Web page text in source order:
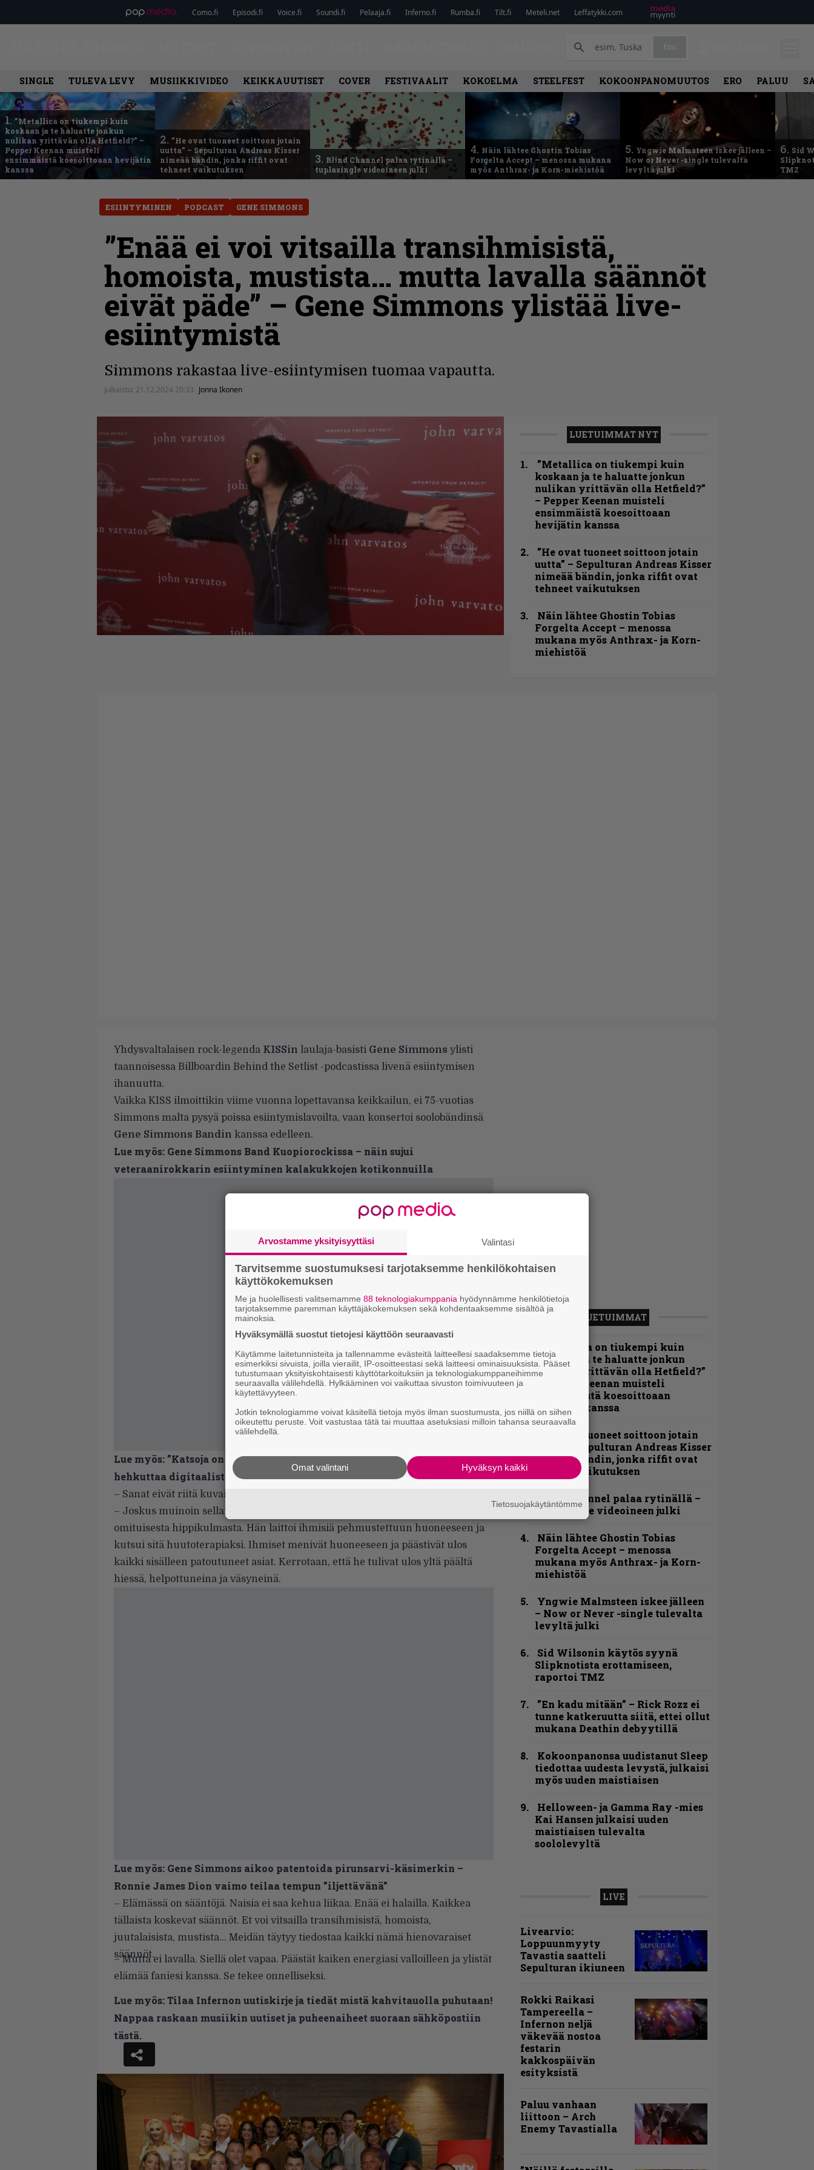
Como.fi Episodi.fi Voice.fi Soundi.fi Pelaaja.fi Inferno.fi Rumba.fi Tilt.fi Meteli.net Leffatykki.com
SINGLE TULEVA LEVY MUSIIKKIVIDEO KEIKKAUUTISET COVER FESTIVAALIT KOKOELMA STEELFEST KOKOONPANOMUUTOS ERO PALUU
1. ”Metallica on tiukempi kuin
koskaan ja te haluatte jonkun
nulikan yrittävän olla Hetfield?” –
Pepper Keenan muisteli
ensimmäistä koesoittoaan hevijätin
kanssa
2. ”He ovat tuoneet soittoon jotain
uutta” – Sepulturan Andreas Kisser
nimeää bändin, jonka riffit ovat
tehneet vaikutuksen
3. Blind Channel palaa rytinällä –
tuplasingle videoineen julki
4. Näin lähtee Ghostin Tobias
Forgelta Accept – menossa mukana
myös Anthrax- ja Korn-miehistöä
5. Yngwie Malmsteen iskee jälleen –
Now or Never -single tulevalta
levyltä julki
6. Sid
TMZ
ESIINTYMINEN PODCAST GENE SIMMONS
”Enää ei voi vitsailla transihmisistä,
homoista, mustista… mutta lavalla säännöt
eivät päde” – Gene Simmons ylistää live-
esiintymistä
Simmons rakastaa live-esiintymisen tuomaa vapautta.
Julkaistu: 21.12.2024 20:33 Jonna Ikonen
LUETUIMMAT NYT
”Metallica on tiukempi kuin
koskaan ja te haluatte jonkun
nulikan yrittävän olla Hetfield?”
– Pepper Keenan muisteli
ensimmäistä koesoittoaan
hevijätin kanssa
”He ovat tuoneet soittoon jotain
uutta” – Sepulturan Andreas Kisser
nimeää bändin, jonka riffit ovat
tehneet vaikutuksen
Näin lähtee Ghostin Tobias
Forgelta Accept – menossa
mukana myös Anthrax- ja Korn-
miehistöä
Yhdysvaltalaisen rock-legenda KISSin laulaja-basisti Gene Simmons ylisti
taannoisessa Billboardin Behind the Setlist -podcastissa livenä esiintymisen
ihanuutta.
Vaikka KISS ilmoittikin viime vuonna lopettavansa keikkailun, ei 75-vuotias
Simmons malta pysyä poissa esiintymislavoilta, vaan konsertoi soolobändinsä
Gene Simmons Bandin kanssa edelleen.
Lue myös: Gene Simmons Band Kuopiorockissa – näin sujui
veteraanirokkarin esiintyminen kalakukkojen kotikonnuilla
Lue myös:”Katsoja on kuin luolamies IMAX-teatterissa” – Gene Simmons
hehkuttaa digitaalista KISS avatar show’ta
– Sanat eivät riitä kuvailemaan sitä taikuutta, joka lavalla tapahtuu.
– Joskus muinoin sellainen kaveri kuin tohtori
omituisesta hippikulmasta. Hän laittoi ihmisiä pehmustettuun huoneeseen ja
kutsui sitä huutoterapiaksi. Ihmiset menivät huoneeseen ja päästivät ulos
kaikki sisälleen patoutuneet asiat. Kerrotaan, että he tulivat ulos yltä päältä
hiessä, helpottuneina ja väsyneinä.
Lue myös: Gene Simmons aikoo patentoida pirunsarvi-käsimerkin –
Ronnie James Dion vaimo teilaa tempun ”iljettävänä”
– Elämässä on sääntöjä. Naisia ei saa kehua liikaa. Enää ei halailla. Kaikkea
tällaista koskevat säännöt. Et voi vitsailla transihmisistä, homoista,
juutalaisista, mustista… Meidän täytyy tiedostaa kaikki nämä hienovaraiset
säännöt.
– Mutta ei lavalla. Siellä olet vapaa. Päästät kaiken energiasi valloilleen ja ylistät
elämää faniesi kanssa. Se tekee onnelliseksi.
Lue myös:Tilaa Infernon uutiskirje ja tiedät mistä kahvitauolla puhutaan!
Nappaa raskaan musiikin uutiset ja puheenaiheet suoraan sähköpostiin
tästä.
LUETUIMMAT
”Metallica on tiukempi kuin
koskaan ja te haluatte jonkun
nulikan yrittävän olla Hetfield?”
– Pepper Keenan muisteli
ensimmäistä koesoittoaan
hevijätin kanssa
”He ovat tuoneet soittoon jotain
uutta” – Sepulturan Andreas Kisser
nimeää bändin, jonka riffit ovat
tehneet vaikutuksen
Blind Channel palaa rytinällä –
tuplasingle videoineen julki
Näin lähtee Ghostin Tobias
Forgelta Accept – menossa
mukana myös Anthrax- ja Korn-
miehistöä
Yngwie Malmsteen iskee jälleen
– Now or Never -single tulevalta
levyltä julki
Sid Wilsonin käytös syynä
Slipknotista erottamiseen,
raportoi TMZ
”En kadu mitään” – Rick Rozz ei
tunne katkeruutta siitä, ettei ollut
mukana Deathin debyytillä
Kokoonpanonsa uudistanut Sleep
tiedottaa uudesta levystä, julkaisi
myös uuden maistiaisen
Helloween- ja Gamma Ray -mies
Kai Hansen julkaisi uuden
maistiaisen tulevalta
soololevyltä
LIVE
Livearvio:
Loppuunmyyty
Tavastia saatteli
Sepulturan ikiuneen
Rokki Raikasi
Tampereella –
Infernon neljä
väkevää nostoa
festarin
kakkospäivän
esityksistä
Paluu vanhaan
liittoon – Arch
Enemy Tavastialla
Arvostamme yksityisyyttäsi Valintasi
Tarvitsemme suostumuksesi tarjotaksemme henkilökohtaisen
käyttökokemuksen
Me ja huolellisesti valitsemamme 88 teknologiakumppania hyödynnämme henkilötietoja
tarjotaksemme paremman käyttäjäkokemuksen sekä kohdentaaksemme sisältöä ja
mainoksia.
Hyväksymällä suostut tietojesi käyttöön seuraavasti
Käytämme laitetunnisteita ja tallennamme evästeitä laitteellesi saadaksemme tietoja
esimerkiksi sivuista, joilla vierailit, IP-osoitteestasi sekä laitteesi ominaisuuksista. Pääset
tutustumaan yksityiskohtaisesti käyttötarkoituksiin ja teknologiakumppaneihimme
seuraavalla välilehdellä. Hylkääminen voi vaikuttaa sivuston toimivuuteen ja
käytettävyyteen.
Jotkin teknologiamme voivat käsitellä tietoja myös ilman suostumusta, jos niillä on siihen
oikeutettu peruste. Voit vastustaa tätä tai muuttaa asetuksiasi milloin tahansa seuraavalla
välilehdellä.
Hyväksyn kaikki
Omat valintani
Tietosuojakäytäntömme